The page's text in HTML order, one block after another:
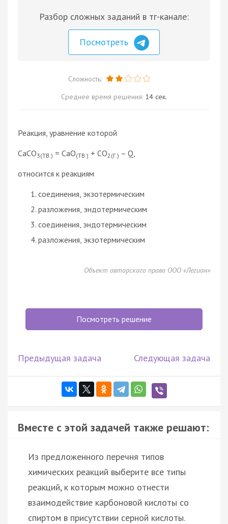
Разбор сложных заданий в тг-канале:
Посмотреть
Сложность:
Среднее время решения: 14 сек.
Реакция, уравнение которой
CaCO3(ТВ.) = CaO(ТВ.) + CO2(Г.) – Q,
относится к реакциям
соединения, экзотермическим
разложения, эндотермическим
соединения, эндотермическим
разложения, экзотермическим
Объект авторского права ООО «Легион»
Посмотреть решение
Предыдущая задача Следующая задача
Вместе с этой задачей также решают:
Из предложенного перечня типов
химических реакций выберите все типы
реакций, к которым можно отнести
взаимодействие карбоновой кислоты со
спиртом в присутствии серной кислоты.